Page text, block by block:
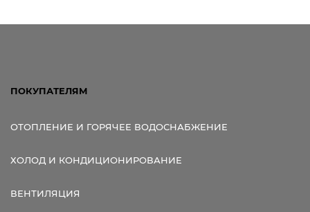
ПОКУПАТЕЛЯМ
ОТОПЛЕНИЕ И ГОРЯЧЕЕ ВОДОСНАБЖЕНИЕ
ХОЛОД И КОНДИЦИОНИРОВАНИЕ
ВЕНТИЛЯЦИЯ